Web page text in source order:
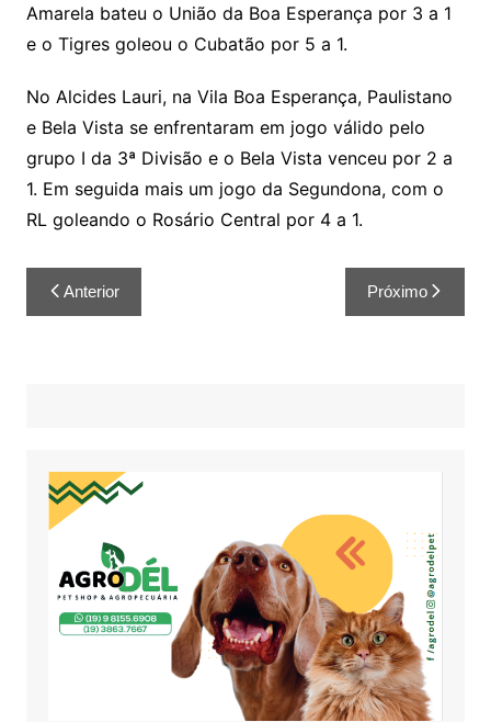
Amarela bateu o União da Boa Esperança por 3 a 1
e o Tigres goleou o Cubatão por 5 a 1.
No Alcides Lauri, na Vila Boa Esperança, Paulistano
e Bela Vista se enfrentaram em jogo válido pelo
grupo I da 3ª Divisão e o Bela Vista venceu por 2 a
1. Em seguida mais um jogo da Segundona, com o
RL goleando o Rosário Central por 4 a 1.
Anterior Próximo